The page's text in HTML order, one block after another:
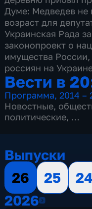
Думе: Медведев не
возраст для
Украинская Рада
законопроект о
имущества
россиян на
Вести в
Программа,2014 –
Новостные,
политические,
Выпуски
26
25 24
20262026